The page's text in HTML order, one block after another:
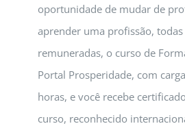
oportunidade de mudar de
aprender uma profissão,
remuneradas, o curso de
Portal Prosperidade, com
horas, e você recebe
curso, reconhecido